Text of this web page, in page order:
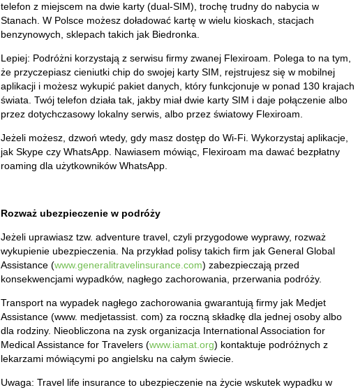
telefon z miejscem na dwie karty (dual-SIM), trochę trudny do nabycia w
Stanach. W Polsce możesz doładować kartę w wielu kioskach, stacjach
benzynowych, sklepach takich jak Biedronka.
Lepiej: Podróżni korzystają z serwisu firmy zwanej Flexiroam. Polega to na tym,
że przyczepiasz cieniutki chip do swojej karty SIM, rejstrujesz się w mobilnej
aplikacji i możesz wykupić pakiet danych, który funkcjonuje w ponad 130 krajach
świata. Twój telefon działa tak, jakby miał dwie karty SIM i daje połączenie albo
przez dotychczasowy lokalny serwis, albo przez światowy Flexiroam.
Jeżeli możesz, dzwoń wtedy, gdy masz dostęp do Wi-Fi. Wykorzystaj aplikacje,
jak Skype czy WhatsApp. Nawiasem mówiąc, Flexiroam ma dawać bezpłatny
roaming dla użytkowników WhatsApp.
Rozważ ubezpieczenie w podróży
Jeżeli uprawiasz tzw. adventure travel, czyli przygodowe wyprawy, rozważ
wykupienie ubezpieczenia. Na przykład polisy takich firm jak General Global
Assistance (www.generalitravelinsurance.com) zabezpieczają przed
konsekwencjami wypadków, nagłego zachorowania, przerwania podróży.
Transport na wypadek nagłego zachorowania gwarantują firmy jak Medjet
Assistance (www. medjetassist. com) za roczną składkę dla jednej osoby albo
dla rodziny. Nieobliczona na zysk organizacja International Association for
Medical Assistance for Travelers (www.iamat.org) kontaktuje podróżnych z
lekarzami mówiącymi po angielsku na całym świecie.
Uwaga: Travel life insurance to ubezpieczenie na życie wskutek wypadku w